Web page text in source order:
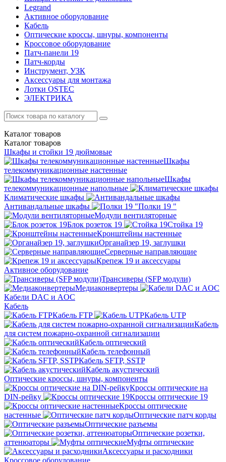
Legrand
Активное оборудование
Кабель
Оптические кроссы, шнуры, компоненты
Кроссовое оборудование
Патч-панели 19
Патч-корды
Инструмент, УЗК
Аксессуары для монтажа
Лотки OSTEC
ЭЛЕКТРИКА
Каталог товаров
Каталог товаров
Шкафы и стойки 19 дюймовые
Шкафы
телекоммуникационные настенные
Шкафы
телекоммуникационные напольные
Климатические шкафы
Антивандальные шкафы
Полки 19 "
Модули вентиляторные
Блок розеток 19
Стойка 19
Кронштейны настенные
Органайзер 19, заглушки
Серверные направляющие
Крепеж 19 и аксессуары
Активное оборудование
Трансиверы (SFP модули)
Медиаконвертеры
Кабели DAC и AOC
Кабель
Кабель FTP
Кабель UTP
Кабель
для систем пожарно-охранной сигнализации
Кабель оптический
Кабель телефонный
Кабель SFTP, SSTP
Кабель акустический
Оптические кроссы, шнуры, компоненты
Кроссы оптические на
DIN-рейку
Кроссы оптические 19
Кроссы оптические
настенные
Оптические патч корды
Оптические разъемы
Оптические розетки,
аттенюаторы
Муфты оптические
Аксессуары и расходники
Кроссовое оборудование